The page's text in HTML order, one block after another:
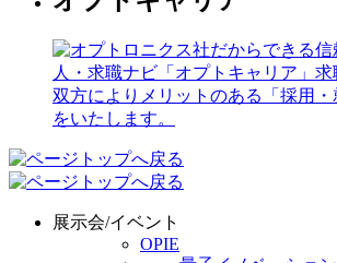
展示会/イベント
OPIE